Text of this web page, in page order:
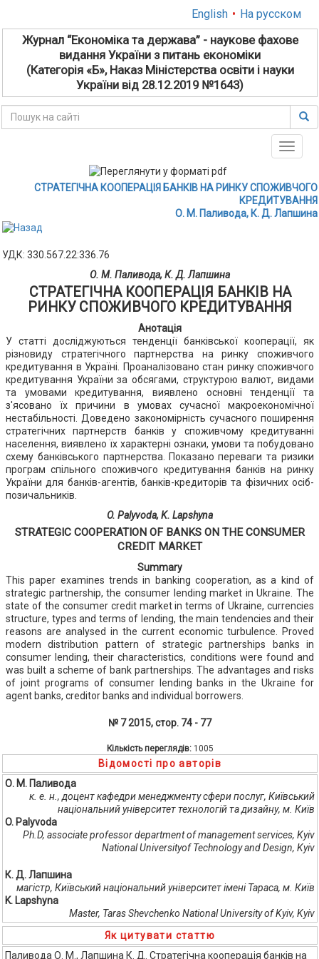
English • На русском
Журнал “Економіка та держава” - наукове фахове
видання України з питань економіки
(Категорія «Б», Наказ Міністерства освіти і науки
України від 28.12.2019 №1643)
Toggle
СТРАТЕГІЧНА КООПЕРАЦІЯ БАНКІВ НА РИНКУ СПОЖИВЧОГО
КРЕДИТУВАННЯ
О. М. Паливода, К. Д. Лапшина
УДК: 330.567.22:336.76
О. М. Паливода, К. Д. Лапшина
СТРАТЕГІЧНА КООПЕРАЦІЯ БАНКІВ НА
РИНКУ СПОЖИВЧОГО КРЕДИТУВАННЯ
Анотація
У статті досліджуються тенденції банківської кооперації, як
різновиду стратегічного партнерства на ринку споживчого
кредитування в Україні. Проаналізовано стан ринку споживчого
кредитування України за обсягами, структурою валют, видами
та умовами кредитування, виявлено основні тенденції та
з'ясовано їх причини в умовах сучасної макроекономічної
нестабільності. Доведено закономірність сучасного поширення
стратегічних партнерств банків у споживчому кредитуванні
населення, виявлено їх характерні ознаки, умови та побудовано
схему банківського партнерства. Показано переваги та ризики
програм спільного споживчого кредитування банків на ринку
України для банків-агентів, банків-кредиторів та фізичних осіб-
позичальників.
O. Palyvoda, K. Lapshyna
STRATEGIC COOPERATION OF BANKS ON THE CONSUMER
CREDIT MARKET
Summary
This paper examines trends in banking cooperation, as a kind of
strategic partnership, the consumer lending market in Ukraine. The
state of the consumer credit market in terms of Ukraine, currencies
structure, types and terms of lending, the main tendencies and their
reasons are analysed in the current economic turbulence. Proved
modern distribution pattern of strategic partnerships banks in
consumer lending, their characteristics, conditions were found and
was built a scheme of bank partnerships. The advantages and risks
of joint programs of consumer lending banks in the Ukraine for
agent banks, creditor banks and individual borrowers.
№ 7 2015, стор. 74 - 77
Кількість переглядів: 1005
Відомості про авторів
О. М. Паливода
к. е. н., доцент кафедри менеджменту сфери послуг, Київський
національний університет технологій та дизайну, м. Київ
O. Palyvoda
Ph.D, associate professor department of management services, Kyiv
National Universityof Technology and Design, Kyiv
К. Д. Лапшина
магістр, Київський національний університет імені Тараса, м. Київ
K. Lapshyna
Master, Taras Shevchenko National University of Kyiv, Kyiv
Як цитувати статтю
Паливода О. М., Лапшина К. Д. Стратегічна кооперація банків на